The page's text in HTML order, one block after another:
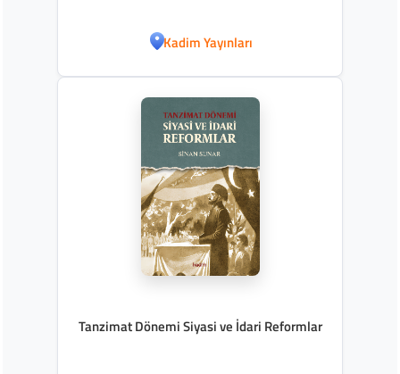
Kadim Yayınları
Tanzimat Dönemi Siyasi ve İdari Reformlar